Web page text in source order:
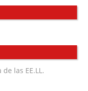
las EE.LL.